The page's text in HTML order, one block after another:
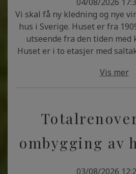
Vi skal få ny kledning og nye
hus i Sverige. Huset er fra
utseende fra den tiden med
Huset er i to etasjer med
Vis mer
ombygging av
03/08/2026